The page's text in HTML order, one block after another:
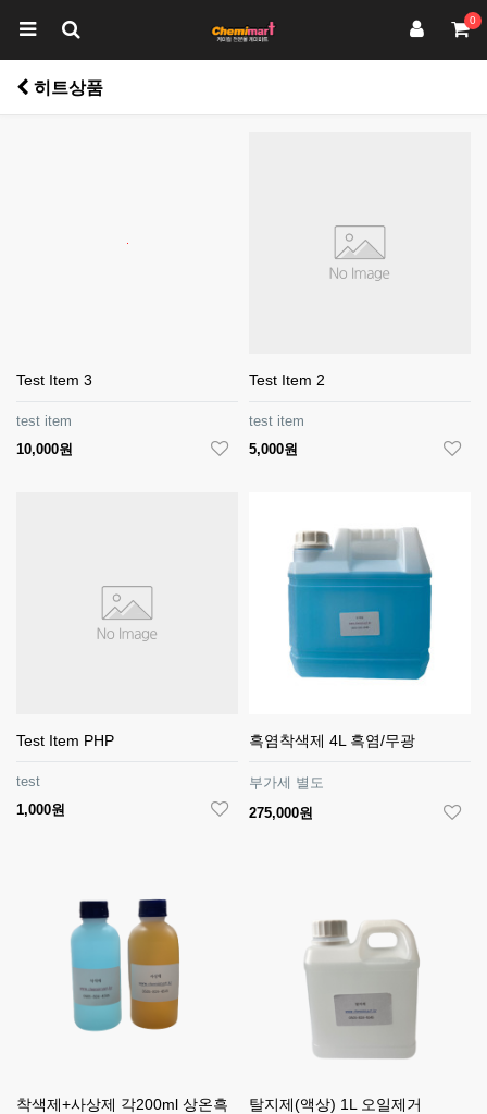
0
히트상품
Test Item 3
test item
10,000원
Test Item 2
test item
5,000원
Test Item PHP
test
1,000원
흑염착색제 4L 흑염/무광
부가세 별도
275,000원
착색제+사상제 각200ml 상온흑
탈지제(액상) 1L 오일제거